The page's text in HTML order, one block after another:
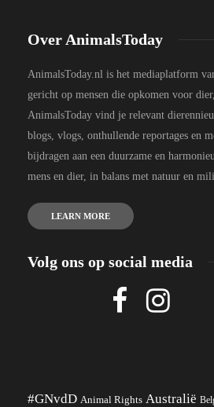
Over AnimalsToday
AnimalsToday.nl is het mediaplatform
gericht op mensen die opkomen voor
AnimalsToday vind je relevant
blogs, vlogs, onthullende reportages en
bijdragen aan een duurzame en
mens en dier, in balans met natuur en
LEARN MORE
Volg ons op social media
#GNvdD Animal Rights Australië